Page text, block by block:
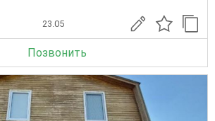
23.05
Позвонить